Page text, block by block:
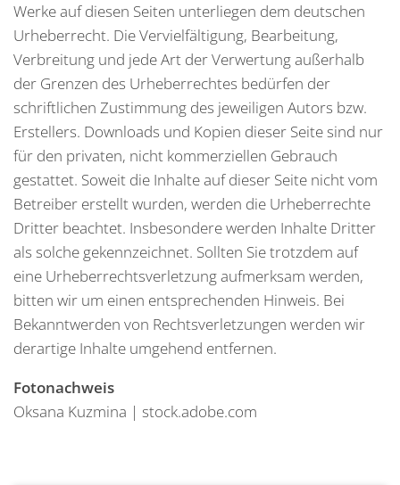
Werke auf diesen Seiten unterliegen dem deutschen
Urheberrecht. Die Vervielfältigung, Bearbeitung,
Verbreitung und jede Art der Verwertung außerhalb
der Grenzen des Urheberrechtes bedürfen der
schriftlichen Zustimmung des jeweiligen Autors bzw.
Erstellers. Downloads und Kopien dieser Seite sind nur
für den privaten, nicht kommerziellen Gebrauch
gestattet. Soweit die Inhalte auf dieser Seite nicht vom
Betreiber erstellt wurden, werden die Urheberrechte
Dritter beachtet. Insbesondere werden Inhalte Dritter
als solche gekennzeichnet. Sollten Sie trotzdem auf
eine Urheberrechtsverletzung aufmerksam werden,
bitten wir um einen entsprechenden Hinweis. Bei
Bekanntwerden von Rechtsverletzungen werden wir
derartige Inhalte umgehend entfernen.
Fotonachweis
Oksana Kuzmina | stock.adobe.com